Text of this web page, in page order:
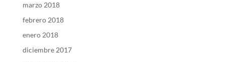
marzo 2018
febrero 2018
enero 2018
diciembre 2017